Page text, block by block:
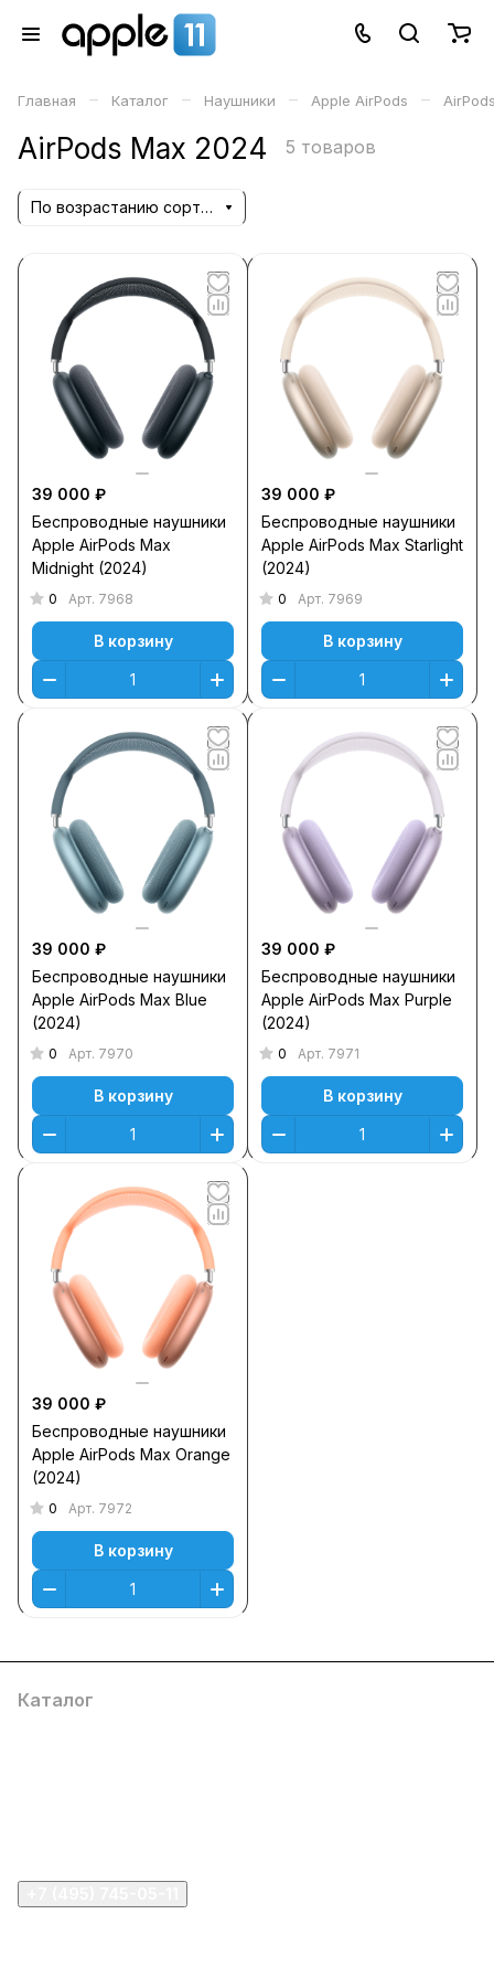
Главная – Каталог – Наушники – Apple AirPods –
AirPods Max 2024 5 товаров
По возрастанию сортировки
39 000 ₽
Беспроводные наушники
Apple AirPods Max
Midnight (2024)
0 Арт. 7968
В корзину
39 000 ₽
Беспроводные наушники
Apple AirPods Max Starlight
(2024)
0 Арт. 7969
В корзину
39 000 ₽
Беспроводные наушники
Apple AirPods Max Blue
(2024)
0 Арт. 7970
В корзину
39 000 ₽
Беспроводные наушники
Apple AirPods Max Purple
(2024)
0 Арт. 7971
В корзину
39 000 ₽
Беспроводные наушники
Apple AirPods Max Orange
(2024)
0 Арт. 7972
В корзину
Каталог